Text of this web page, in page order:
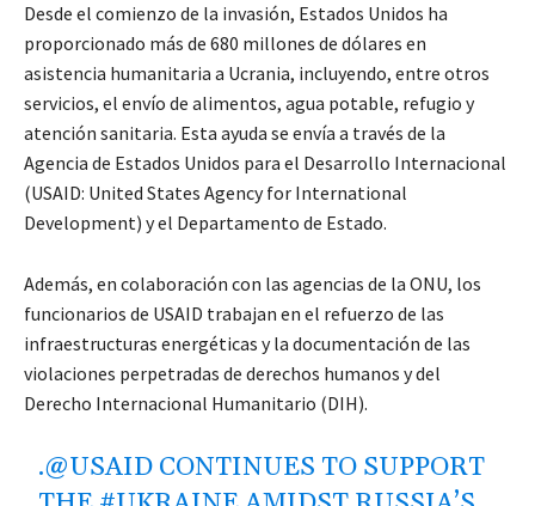
Desde el comienzo de la invasión, Estados Unidos ha
proporcionado más de 680 millones de dólares en
asistencia humanitaria a Ucrania, incluyendo, entre otros
servicios, el envío de alimentos, agua potable, refugio y
atención sanitaria. Esta ayuda se envía a través de la
Agencia de Estados Unidos para el Desarrollo Internacional
(USAID: United States Agency for International
Development) y el Departamento de Estado.
Además, en colaboración con las agencias de la ONU, los
funcionarios de USAID trabajan en el refuerzo de las
infraestructuras energéticas y la documentación de las
violaciones perpetradas de derechos humanos y del
Derecho Internacional Humanitario (DIH).
.@USAID CONTINUES TO SUPPORT